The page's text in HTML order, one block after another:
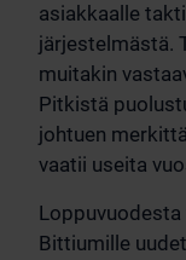
asiakkaalle
järjestelmästä.
muitakin
Pitkistä
johtuen
vaatii useita
Bittiumille